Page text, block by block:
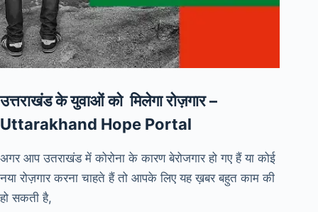
उत्तराखंड के युवाओं को मिलेगा रोज़गार –
Uttarakhand Hope Portal
अगर आप उतराखंड में कोरोना के कारण बेरोजगार हो गए हैं या कोई
नया रोज़गार करना चाहते हैं तो आपके लिए यह ख़बर बहुत काम की
हो सकती है,